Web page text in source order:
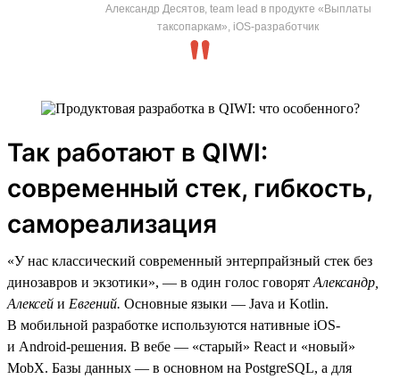
Александр Десятов, team lead в продукте «Выплаты
таксопаркам», iOS-разработчик
Так работают в QIWI:
современный стек, гибкость,
самореализация
«У нас классический современный энтерпрайзный стек без
динозавров и экзотики», — в один голос говорят Александр,
Алексей и Евгений. Основные языки — Java и Kotlin.
В мобильной разработке используются нативные iOS-
и Android-решения. В вебе — «старый» React и «новый»
MobX. Базы данных — в основном на PostgreSQL, а для